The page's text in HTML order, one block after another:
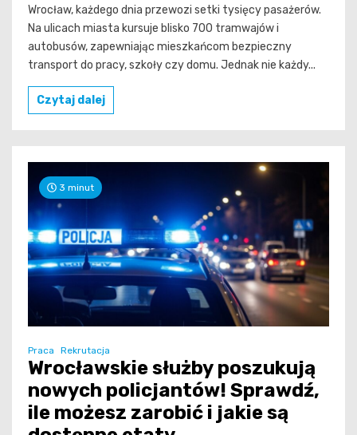
Wrocław, każdego dnia przewozi setki tysięcy pasażerów.
Na ulicach miasta kursuje blisko 700 tramwajów i
autobusów, zapewniając mieszkańcom bezpieczny
transport do pracy, szkoły czy domu. Jednak nie każdy...
Czytaj dalej
3 minut
Praca Rekrutacja
Wrocławskie służby poszukują
nowych policjantów! Sprawdź,
ile możesz zarobić i jakie są